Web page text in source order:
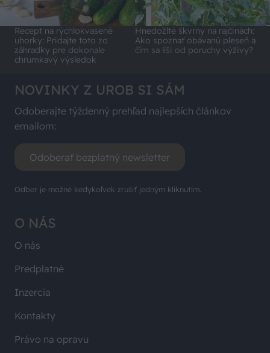
Recept na rýchlokvasené
uhorky: Pridajte toto zo
záhradky pre dokonale
chrumkavý výsledok
Hnedožlté škvrny na rajčinách:
Ako spoznať obávanú pleseň a
čím sa líši od poruchy výživy?
O NÁS
O nás
Predplatné
Inzercia
Kontakty
Právo na opravu
NOVINKY Z UROB SI SÁM
Odoberajte týždenný prehľad najlepších článkov
emailom:
Odoberať bezplatný newsletter
Odber je možné kedykoľvek zrušiť jedným kliknutím.